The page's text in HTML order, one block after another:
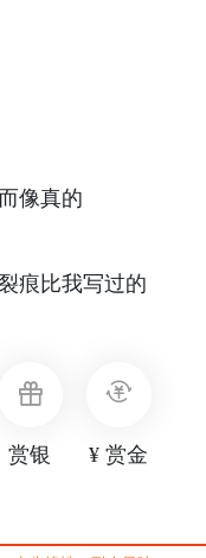
像真的
痕比我写过的
赏银 ¥ 赏金